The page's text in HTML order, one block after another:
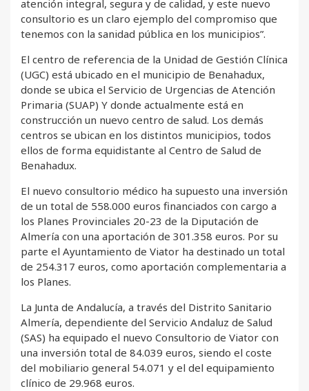
atención integral, segura y de calidad, y este nuevo
consultorio es un claro ejemplo del compromiso que
tenemos con la sanidad pública en los municipios”.
El centro de referencia de la Unidad de Gestión Clínica
(UGC) está ubicado en el municipio de Benahadux,
donde se ubica el Servicio de Urgencias de Atención
Primaria (SUAP) Y donde actualmente está en
construcción un nuevo centro de salud. Los demás
centros se ubican en los distintos municipios, todos
ellos de forma equidistante al Centro de Salud de
Benahadux.
El nuevo consultorio médico ha supuesto una inversión
de un total de 558.000 euros financiados con cargo a
los Planes Provinciales 20-23 de la Diputación de
Almería con una aportación de 301.358 euros. Por su
parte el Ayuntamiento de Viator ha destinado un total
de 254.317 euros, como aportación complementaria a
los Planes.
La Junta de Andalucía, a través del Distrito Sanitario
Almería, dependiente del Servicio Andaluz de Salud
(SAS) ha equipado el nuevo Consultorio de Viator con
una inversión total de 84.039 euros, siendo el coste
del mobiliario general 54.071 y el del equipamiento
clínico de 29.968 euros.